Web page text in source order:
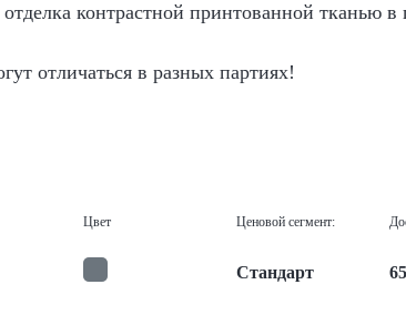
контрастной принтованной тканью в
отличаться в разных партиях!
Цвет Ценовой сегмент:
Стандарт